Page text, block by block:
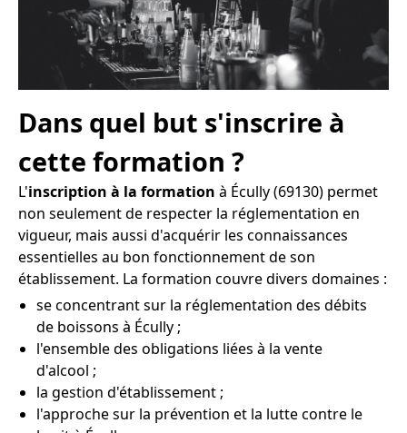
Dans quel but s'inscrire à
cette formation ?
L'inscription à la formation à Écully (69130) permet
non seulement de respecter la réglementation en
vigueur, mais aussi d'acquérir les connaissances
essentielles au bon fonctionnement de son
établissement. La formation couvre divers domaines :
se concentrant sur la réglementation des débits
de boissons à Écully ;
l'ensemble des obligations liées à la vente
d'alcool ;
la gestion d'établissement ;
l'approche sur la prévention et la lutte contre le